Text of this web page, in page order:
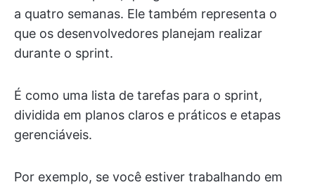
a quatro semanas. Ele também representa o
que os desenvolvedores planejam realizar
durante o sprint.
É como uma lista de tarefas para o sprint,
dividida em planos claros e práticos e etapas
gerenciáveis.
Por exemplo, se você estiver trabalhando em